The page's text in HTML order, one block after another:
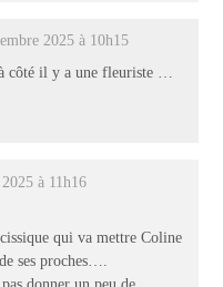
2025 à 10h15
côté il y a une fleuriste …
à 11h16
qui va mettre Coline
ses proches….